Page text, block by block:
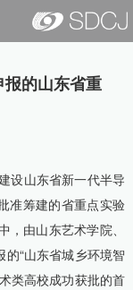
的山东省重
设山东省新一代半导
准筹建的省重点实验
由山东艺术学院、
“山东省城乡环境智
类高校成功获批的首